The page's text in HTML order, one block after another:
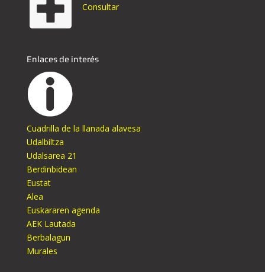
Consultar
Enlaces de interés
Cuadrilla de la llanada alavesa
Udalbiltza
Udalsarea 21
Berdinbidean
Eustat
Alea
Euskararen agenda
AEK Lautada
Berbalagun
Murales